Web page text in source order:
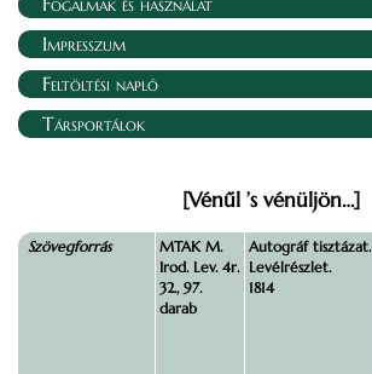
Impresszum
Feltöltési napló
Társportálok
[Vénűl ’s vénüljön…]
Szövegforrás
MTAK M.
Irod. Lev. 4r.
32., 97.
darab
Autográf tisztázat.
Levélrészlet.
1814